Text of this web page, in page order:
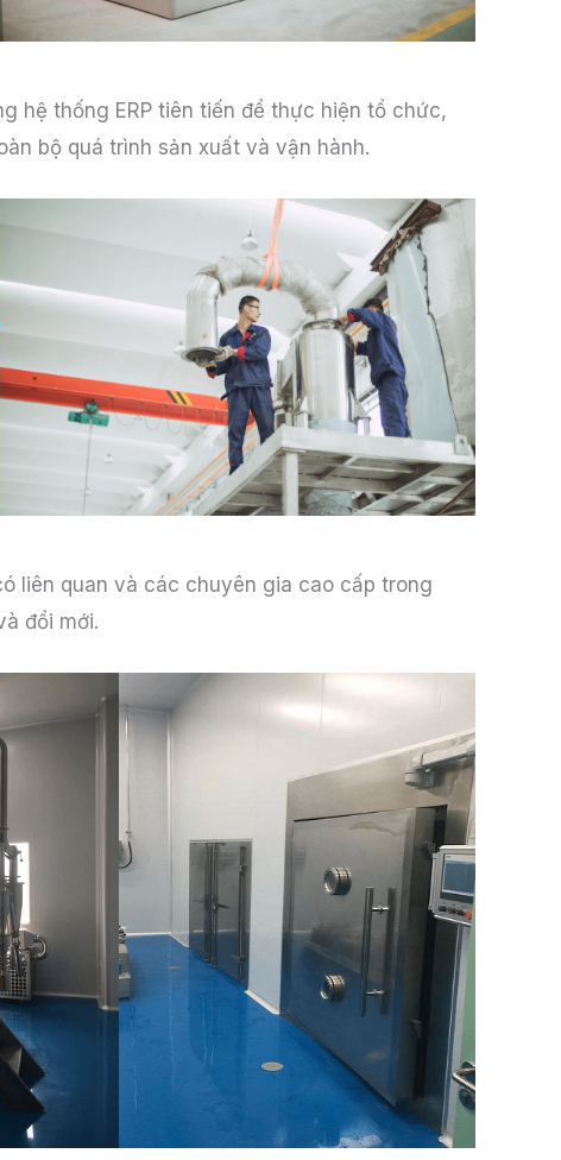
hệ thống ERP tiên tiến để thực hiện tổ chức,
bộ quá trình sản xuất và vận hành.
liên quan và các chuyên gia cao cấp trong
đổi mới.